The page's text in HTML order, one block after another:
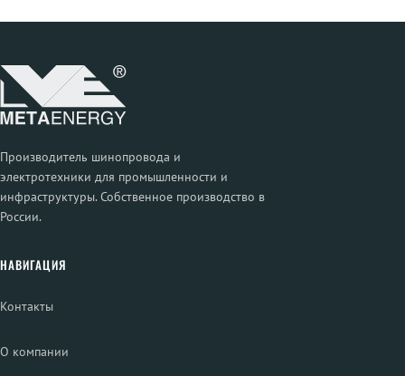
Производитель шинопровода и
электротехники для промышленности и
инфраструктуры. Собственное производство в
России.
НАВИГАЦИЯ
Контакты
О компании